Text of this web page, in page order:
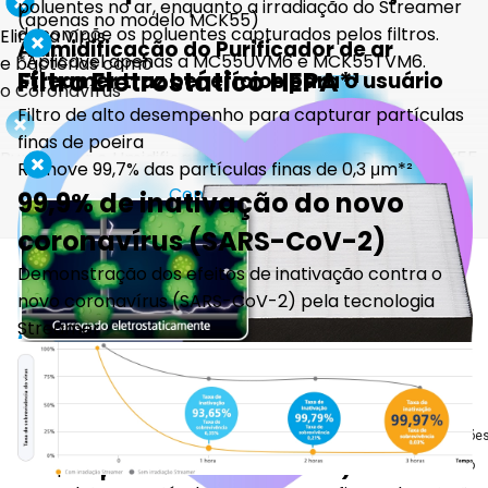
Filtro
eletrostático HEPA
Elimina vírus
e bactérias como
o Coronavírus
Purificador e Umidificador de Ar Streamer Daikin MCK55 127V
Purificador e Umidificador de Ar Streamer Daikin MCK55 127V
representa a excelência da Daikin com tecnologias avançadas para
umidificar e melhorar a qualidade do ar de um ambiente, reduzindo os
poluentes e odores.
Saiba mais sobre o produto
purificador e umidificador 127V
aspira o ar para realizar a
filtragem das impurezas e devolvê-lo livre de qualquer agente nocivo à
saúde dos seus usuários
Esses dispositivos possuem a capacidade de decompor fungos,
Continue lendo
Avaliações
Nota 5.0
baseado em 15 avaliações
5
15 avaliações
4
0 avaliação